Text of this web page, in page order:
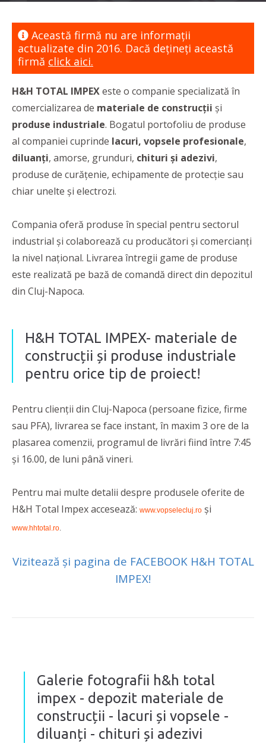
Această firmă nu are informaţii
actualizate din 2016. Dacă dețineți această
firmă click aici.
H&H TOTAL IMPEXeste o companie specializată în
comercializarea de materiale de construcții și
produse industriale. Bogatul portofoliu de produse
al companiei cuprinde lacuri, vopsele profesionale,
diluanți, amorse, grunduri, chituri și adezivi,
produse de curățenie, echipamente de protecție sau
chiar unelte și electrozi.
Compania oferă produse în special pentru sectorul
industrial și colaborează cu producători și comercianți
la nivel național. Livrarea întregii game de produse
este realizată pe bază de comandă direct din depozitul
din Cluj-Napoca.
H&H TOTAL IMPEX- materiale de
construcții și produse industriale
pentru orice tip de proiect!
Pentru clienții din Cluj-Napoca (persoane fizice, firme
sau PFA), livrarea se face instant, în maxim 3 ore de la
plasarea comenzii, programul de livrări fiind între 7:45
și 16.00, de luni până vineri.
Pentru mai multe detalii despre produsele oferite de
H&H Total Impex accesează: www.vopselecluj.ro și
www.hhtotal.ro.
Vizitează și pagina de FACEBOOK H&H TOTAL
IMPEX!
Galerie fotografii h&h total
impex - depozit materiale de
construcții - lacuri și vopsele -
diluanți - chituri și adezivi